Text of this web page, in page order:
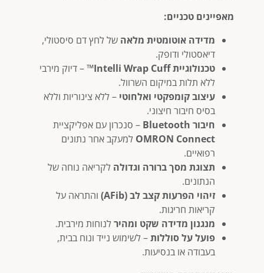
מאפיינים טכניים:
מדידה אוטומטית מלאה של לחץ דם סיסטולי,
דיאסטולי ודופק.
טכנולוגיית Intelli Wrap Cuff™
– דיוק מירבי
ללא תלות במיקום השרוול.
עיצוב קומפקטי ואלחוטי – ללא צינוריות וללא
בסיס חיבור חיצוני.
חיבור Bluetooth
– סנכרון עם אפליקציית
OMRON Connect למעקב אחר נתונים
רפואיים.
תצוגת מסך ברורה וגדולה לקריאה נוחה של
הנתונים.
זיהוי הפרעות קצב לב (AFib)
והתראה על
קריאות חריגות.
מנגנון מדידה שקט ומהיר לנוחות מירבית.
פועל על סוללות– לשימוש נייד ונוח בבית,
בעבודה או בנסיעות.